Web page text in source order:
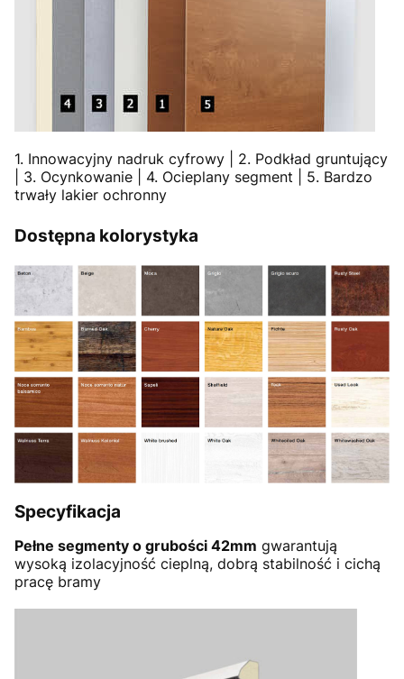
1. Innowacyjny nadruk cyfrowy | 2. Podkład gruntujący
| 3. Ocynkowanie | 4. Ocieplany segment | 5. Bardzo
trwały lakier ochronny
Dostępna kolorystyka
Specyfikacja
Pełne segmenty o grubości 42mm gwarantują
wysoką izolacyjność cieplną, dobrą stabilność i cichą
pracę bramy